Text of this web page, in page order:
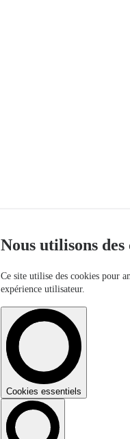
Nous utilisons des
Ce site utilise des cookies pour
expérience utilisateur.
Cookies essentiels